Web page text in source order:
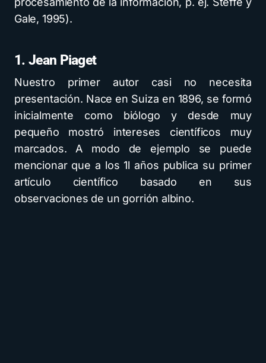
Gale, 1995).
1. Jean Piaget
Nuestro primer autor casi no necesita
presentación. Nace en Suiza en 1896, se formó
inicialmente como biólogo y desde muy
pequeño mostró intereses científicos muy
marcados. A modo de ejemplo se puede
mencionar que a los 1l años publica su primer
artículo científico basado en sus
observaciones de un gorrión albino.